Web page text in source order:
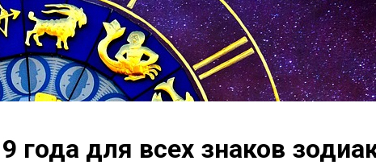
года для всех знаков